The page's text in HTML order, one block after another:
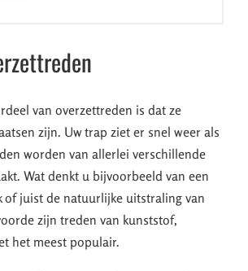
van overzettreden is dat ze
zijn. Uw trap ziet er snel weer als
worden van allerlei verschillende
Wat denkt u bijvoorbeeld van een
of juist de natuurlijke uitstraling van
zijn treden van kunststof,
het meest populair.